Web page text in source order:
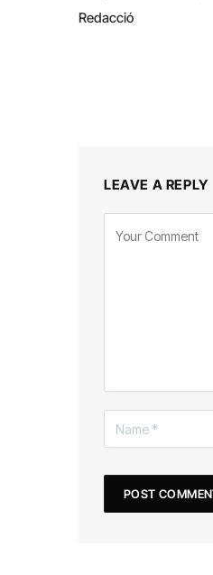
Redacció
LEAVE A REPLY